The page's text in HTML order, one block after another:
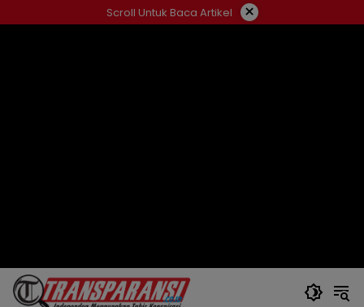
ke
Scroll Untuk Baca Artikel ×